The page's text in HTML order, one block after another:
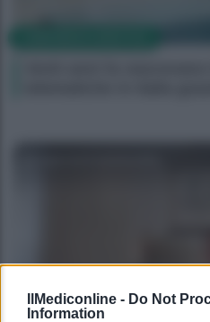
IlMediconline - Do Not
Information